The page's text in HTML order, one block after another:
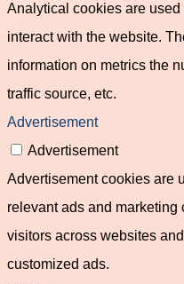
Analytical cookies are
interact with the website.
information on metrics the
traffic source, etc.
Advertisement
Advertisement
Advertisement cookies are
relevant ads and
visitors across websites
customized ads.